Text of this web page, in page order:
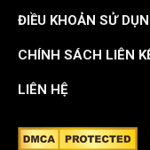
ĐIỀU KHOẢN SỬ
CHÍNH SÁCH LIÊN
LIÊN HỆ